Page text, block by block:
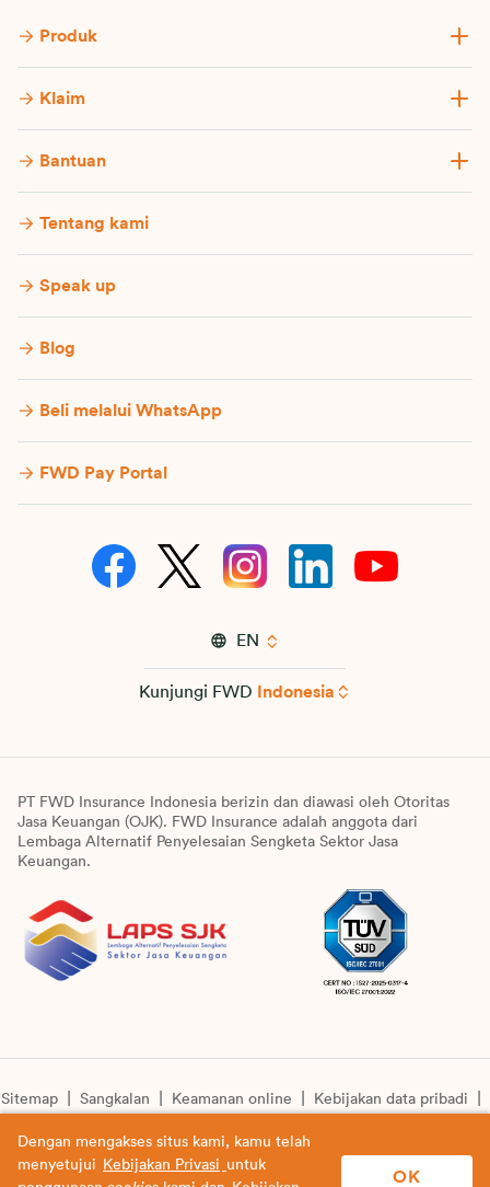
Produk
Klaim
Bantuan
Tentang kami
Speak up
Blog
Beli melalui WhatsApp
FWD Pay Portal
EN
Kunjungi FWD Indonesia
PT FWD Insurance Indonesia berizin dan diawasi oleh Otoritas
Jasa Keuangan (OJK). FWD Insurance adalah anggota dari
Lembaga Alternatif Penyelesaian Sengketa Sektor Jasa
Keuangan.
Sitemap Sangkalan Keamanan online
Kebijakan data pribadi
© Copyright 2026 PT FWD Insurance Indonesia. All rights
Dengan mengakses situs kami, kamu telah
menyetujui
Kebijakan Privasi untuk
OK